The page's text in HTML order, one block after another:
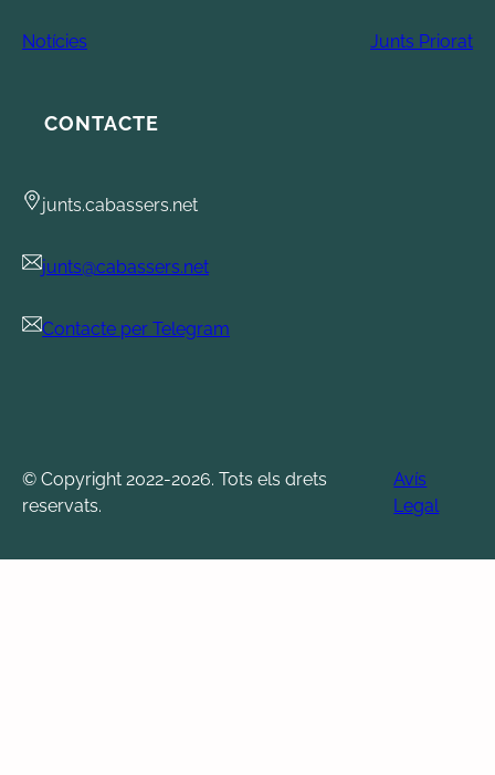
Notícies Junts Priorat
CONTACTE
junts.cabassers.net
junts@cabassers.net
Contacte per Telegram
© Copyright 2022-2026. Tots els drets
reservats.
Avís
Legal